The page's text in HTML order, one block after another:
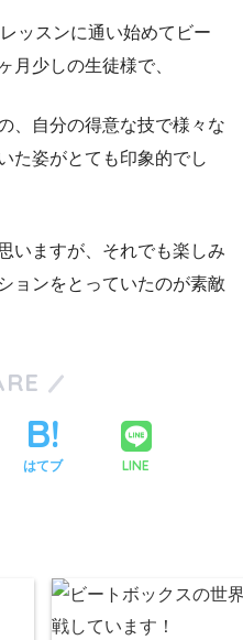
ッスンに通い始めてビー
月少しの生徒様で、
、自分の得意な技で様々な
た姿がとても印象的でし
いますが、それでも楽しみ
ョンをとっていたのが素敵
はてブ LINE